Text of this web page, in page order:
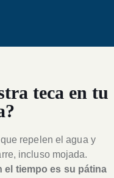
teca en tu
repelen el agua y
incluso mojada.
el tiempo es su pátina